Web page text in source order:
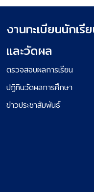
งานทะเบียนนักเรี
และวัดผล
ตรวจสอบผลการเรียน
ปฏิทินวัดผลการศึกษา
ข่าวประชาสัมพันธ์